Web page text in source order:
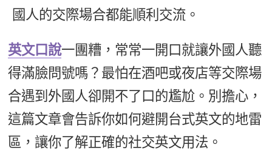
CNN聽力強化
國人的交際場合都能順利交流。
英文口說一團糟，常常一開口就讓外國人聽
得滿臉問號嗎？最怕在酒吧或夜店等交際場
合遇到外國人卻開不了口的尷尬。別擔心，
這篇文章會告訴你如何避開台式英文的地雷
區，讓你了解正確的社交英文用法。